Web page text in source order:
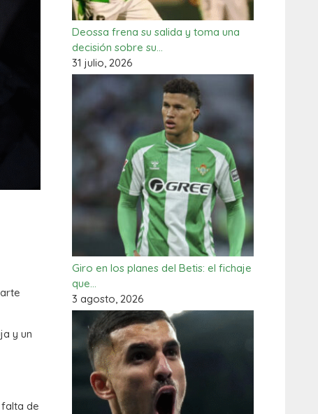
y un
de
Deossa frena su salida y toma una
decisión sobre su…
31 julio, 2026
Giro en los planes del Betis: el fichaje
que…
3 agosto, 2026